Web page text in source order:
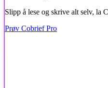
Slipp å lese og skrive alt selv, la
Prøv Cobrief Pro